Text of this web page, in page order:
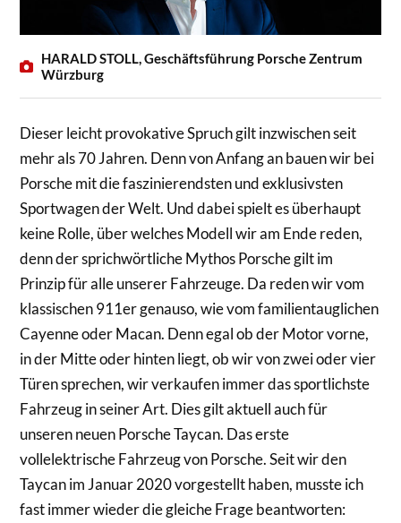
HARALD STOLL, Geschäftsführung Porsche Zentrum
Würzburg
Dieser leicht provokative Spruch gilt inzwischen seit
mehr als 70 Jahren. Denn von Anfang an bauen wir bei
Porsche mit die faszinierendsten und exklusivsten
Sportwagen der Welt. Und dabei spielt es überhaupt
keine Rolle, über welches Modell wir am Ende reden,
denn der sprichwörtliche Mythos Porsche gilt im
Prinzip für alle unserer Fahrzeuge. Da reden wir vom
klassischen 911er genauso, wie vom familientauglichen
Cayenne oder Macan. Denn egal ob der Motor vorne,
in der Mitte oder hinten liegt, ob wir von zwei oder vier
Türen sprechen, wir verkaufen immer das sportlichste
Fahrzeug in seiner Art. Dies gilt aktuell auch für
unseren neuen Porsche Taycan. Das erste
vollelektrische Fahrzeug von Porsche. Seit wir den
Taycan im Januar 2020 vorgestellt haben, musste ich
fast immer wieder die gleiche Frage beantworten: